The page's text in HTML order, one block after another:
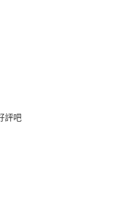
評吧